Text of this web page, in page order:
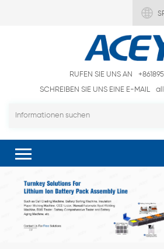
RUFEN SIE UNS AN
SCHREIBEN SIE UNS EINE E-MAIL